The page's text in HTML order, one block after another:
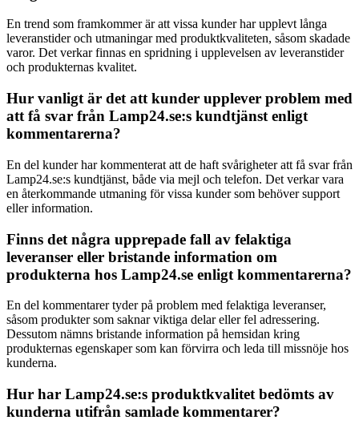
En trend som framkommer är att vissa kunder har upplevt långa
leveranstider och utmaningar med produktkvaliteten, såsom skadade
varor. Det verkar finnas en spridning i upplevelsen av leveranstider
och produkternas kvalitet.
Hur vanligt är det att kunder upplever problem med
att få svar från Lamp24.se:s kundtjänst enligt
kommentarerna?
En del kunder har kommenterat att de haft svårigheter att få svar från
Lamp24.se:s kundtjänst, både via mejl och telefon. Det verkar vara
en återkommande utmaning för vissa kunder som behöver support
eller information.
Finns det några upprepade fall av felaktiga
leveranser eller bristande information om
produkterna hos Lamp24.se enligt kommentarerna?
En del kommentarer tyder på problem med felaktiga leveranser,
såsom produkter som saknar viktiga delar eller fel adressering.
Dessutom nämns bristande information på hemsidan kring
produkternas egenskaper som kan förvirra och leda till missnöje hos
kunderna.
Hur har Lamp24.se:s produktkvalitet bedömts av
kunderna utifrån samlade kommentarer?